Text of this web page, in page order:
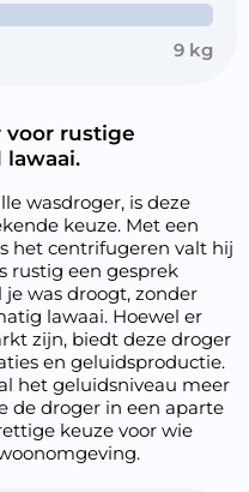
9 kg
rustige
wasdroger, is deze
keuze. Met een
het centrifugeren valt hij
rustig een gesprek
was droogt, zonder
lawaai. Hoewel er
zijn, biedt deze droger
en geluidsproductie.
het geluidsniveau meer
de droger in een aparte
keuze voor wie